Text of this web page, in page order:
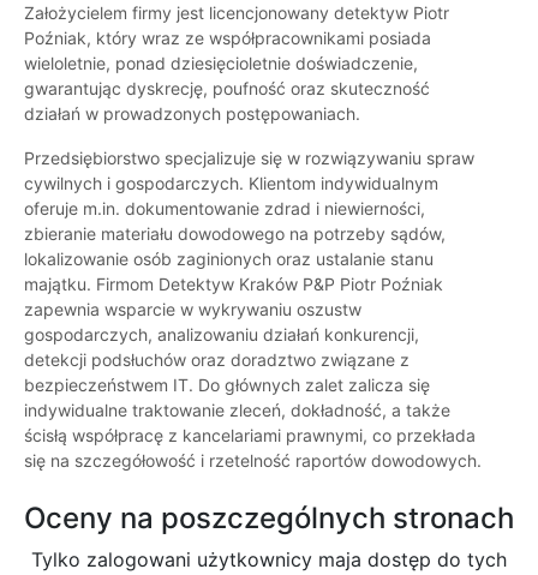
Założycielem firmy jest licencjonowany detektyw Piotr
Poźniak, który wraz ze współpracownikami posiada
wieloletnie, ponad dziesięcioletnie doświadczenie,
gwarantując dyskrecję, poufność oraz skuteczność
działań w prowadzonych postępowaniach.
Przedsiębiorstwo specjalizuje się w rozwiązywaniu spraw
cywilnych i gospodarczych. Klientom indywidualnym
oferuje m.in. dokumentowanie zdrad i niewierności,
zbieranie materiału dowodowego na potrzeby sądów,
lokalizowanie osób zaginionych oraz ustalanie stanu
majątku. Firmom Detektyw Kraków P&P Piotr Poźniak
zapewnia wsparcie w wykrywaniu oszustw
gospodarczych, analizowaniu działań konkurencji,
detekcji podsłuchów oraz doradztwo związane z
bezpieczeństwem IT. Do głównych zalet zalicza się
indywidualne traktowanie zleceń, dokładność, a także
ścisłą współpracę z kancelariami prawnymi, co przekłada
się na szczegółowość i rzetelność raportów dowodowych.
Oceny na poszczególnych stronach
Tylko zalogowani użytkownicy maja dostęp do tych